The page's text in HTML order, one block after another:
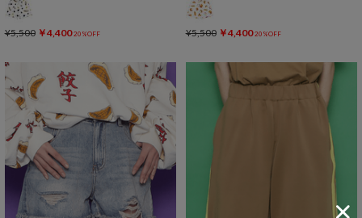
¥5,500 ￥4,400 20%OFF ¥5,500 ￥4,400 20%OFF